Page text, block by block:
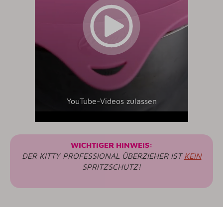
YouTube-Videos zulassen
WICHTIGER HINWEIS:
DER KITTY PROFESSIONAL ÜBERZIEHER IST KEIN
SPRITZSCHUTZ!